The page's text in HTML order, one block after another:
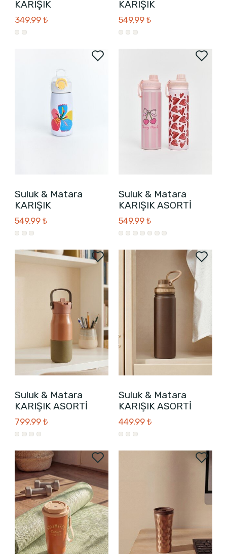
KARIŞIK
349,99 ₺
KARIŞIK
549,99 ₺
Suluk & Matara
KARIŞIK
549,99 ₺
Suluk & Matara
KARIŞIK ASORTİ
549,99 ₺
Suluk & Matara
KARIŞIK ASORTİ
799,99 ₺
Suluk & Matara
KARIŞIK ASORTİ
449,99 ₺